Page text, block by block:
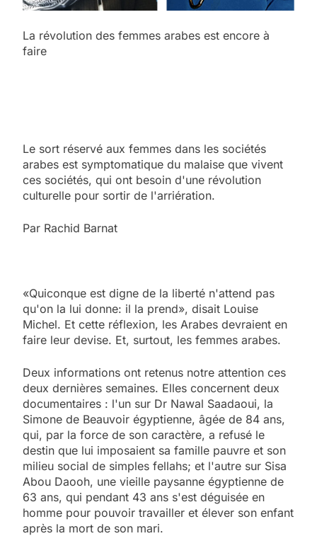
La révolution des femmes arabes est encore à
faire
Le sort réservé aux femmes dans les sociétés
arabes est symptomatique du malaise que vivent
ces sociétés, qui ont besoin d'une révolution
culturelle pour sortir de l'arriération.
Par Rachid Barnat
«Quiconque est digne de la liberté n'attend pas
qu'on la lui donne: il la prend», disait Louise
Michel. Et cette réflexion, les Arabes devraient en
faire leur devise. Et, surtout, les femmes arabes.
Deux informations ont retenus notre attention ces
deux dernières semaines. Elles concernent deux
documentaires : l'un sur Dr Nawal Saadaoui, la
Simone de Beauvoir égyptienne, âgée de 84 ans,
qui, par la force de son caractère, a refusé le
destin que lui imposaient sa famille pauvre et son
milieu social de simples fellahs; et l'autre sur Sisa
Abou Daooh, une vieille paysanne égyptienne de
63 ans, qui pendant 43 ans s'est déguisée en
homme pour pouvoir travailler et élever son enfant
après la mort de son mari.